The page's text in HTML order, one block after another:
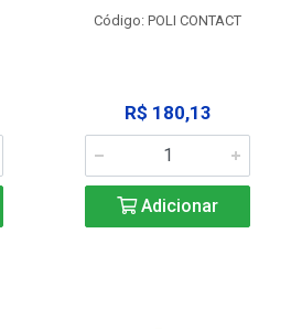
Código: POLI CONTACT
R$ 180,13
Adicionar